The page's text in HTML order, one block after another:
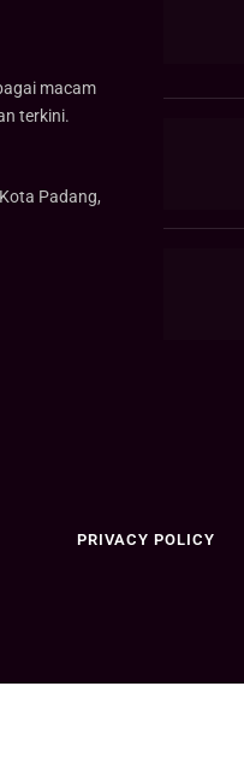
macam
terkini.
Padang,
PRIVACY POLICY